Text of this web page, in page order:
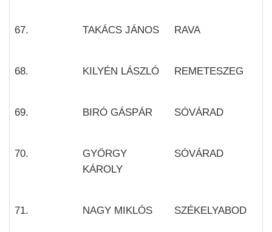
67. TAKÁCS JÁNOS RAVA
68. KILYÉN LÁSZLÓ REMETESZEG
69. BIRÓ GÁSPÁR SÓVÁRAD
70.
GYÖRGY
KÁROLY
SÓVÁRAD
71. NAGY MIKLÓS SZÉKELYABOD